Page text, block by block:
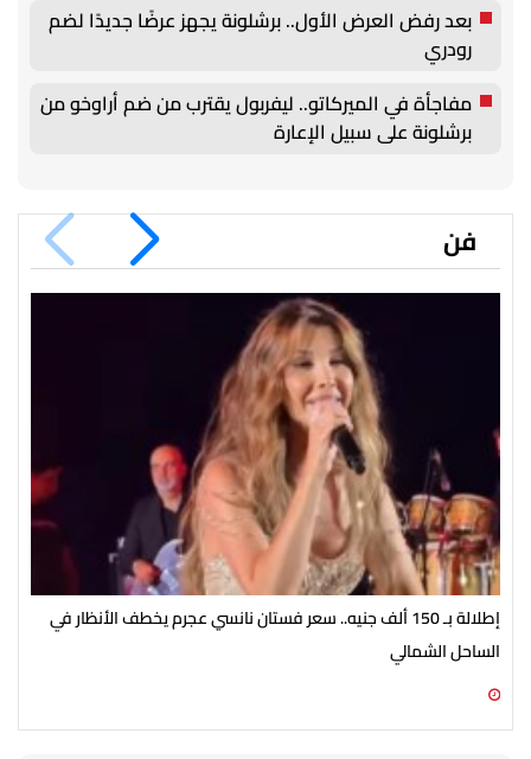
بعد رفض العرض الأول.. برشلونة يجهز عرضًا جديدًا لضم
رودري
مفاجأة في الميركاتو.. ليفربول يقترب من ضم أراوخو من
برشلونة على سبيل الإعارة
فن
إطلالة بـ 150 ألف جنيه.. سعر فستان نانسي عجرم يخطف الأنظار في
الساحل الشمالي